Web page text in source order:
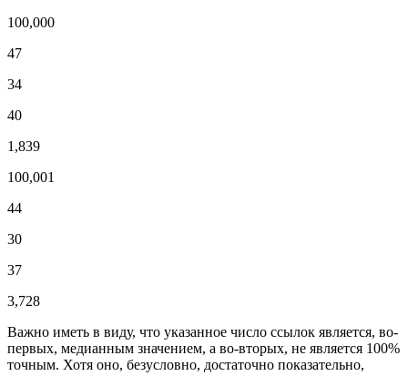
100,000
47
34
40
1,839
100,001
44
30
37
3,728
Важно иметь в виду, что указанное число ссылок является, во-
первых, медианным значением, а во-вторых, не является 100%
точным. Хотя оно, безусловно, достаточно показательно,